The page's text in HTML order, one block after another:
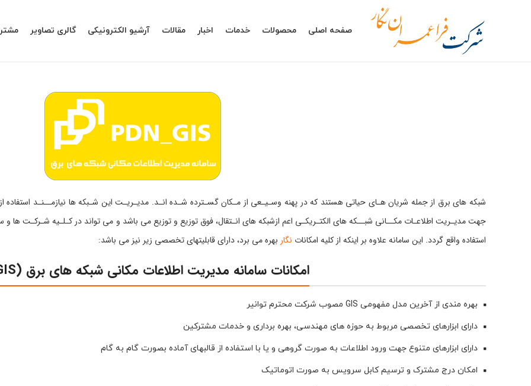
صفحه اصلی محصولات خدمات اخبار مقالات آرشیو الکترونیکی گالری تصاویر
جهت مدیـریت اطلاعـات مکــانی شبــکه های الکتـریکـی اعم ازشبکه های انـتقال، فوق توزیع و توزیع می باشد و می تواند در کـلـیه شـرکـت ها
استفاده واقع گردد. این سامانه علاوه بر اینکه از کلیه امکانات نگار بهره می برد، دارای قابلیتهای تخصصی زیر نیز می باشد:
امکانات سامانه مدیریت اطلاعات مکانی شبکه های برق (PDN_GIS)
بهره مندی از آخرین مدل مفهومی GIS مصوب شرکت محترم توانیر
دارای ابزارهای تخصصی مربوط به حوزه های مهندسی، بهره برداری و خدمات مشترکین
دارای ابزارهای متنوع جهت ورود اطلاعات به صورت گروهی و یا با استفاده از قالبهای آماده بصورت گام به گام
امکان درج مشترک و ترسیم کابل سرویس به صورت اتوماتیک